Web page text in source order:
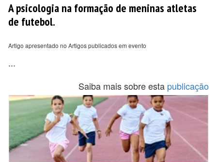
A psicologia na formação de meninas atletas
de futebol.
Artigo apresentado no Artigos publicados em evento
...
Saiba mais sobre esta publicação